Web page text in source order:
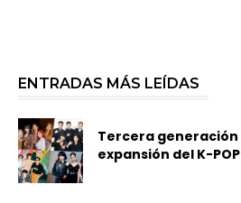
ENTRADAS MÁS LEÍDAS
Tercera generación
expansión del K-POP